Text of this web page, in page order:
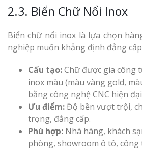
2.3. Biển Chữ Nổi Inox
Biển chữ nổi inox là lựa chọn
nghiệp muốn khẳng định đẳng
Cấu tạo:Chữ được gia công
inox màu (màu vàng gold,
bằng công nghệ CNC hiện
Ưu điểm:Độ bền vượt trội,
trọng, đẳng cấp.
Phù hợp: Nhà hàng, khách
phòng, showroom ô tô, công